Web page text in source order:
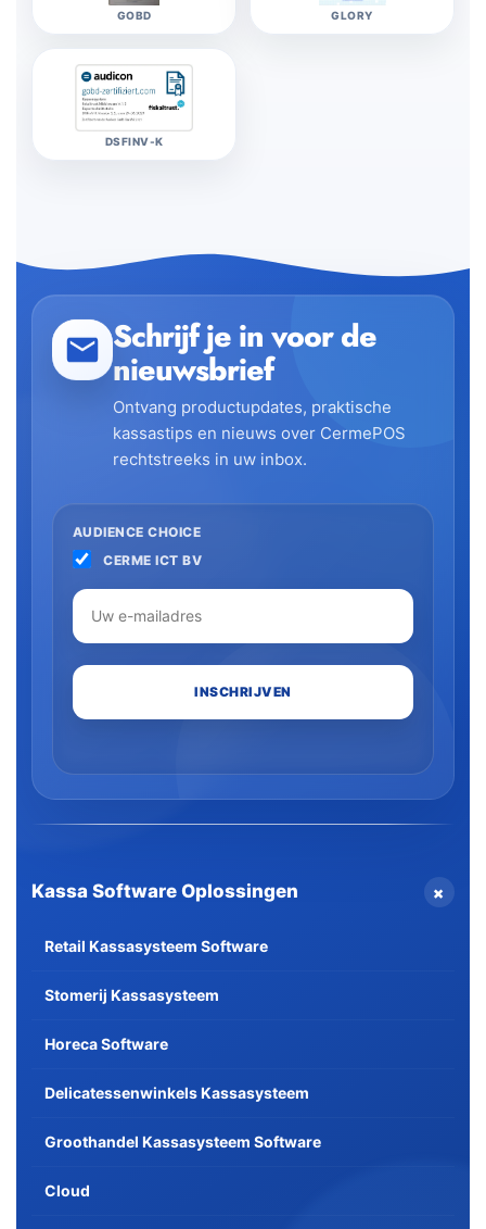
Schrijf je in voor de
nieuwsbrief
Ontvang productupdates, praktische
kassastips en nieuws over CermePOS
rechtstreeks in uw inbox.
AUDIENCE CHOICE
CERME ICT BV
Kassa Software Oplossingen +
Retail Kassasysteem Software
Stomerij Kassasysteem
Horeca Software
Delicatessenwinkels Kassasysteem
Groothandel Kassasysteem Software
Cloud